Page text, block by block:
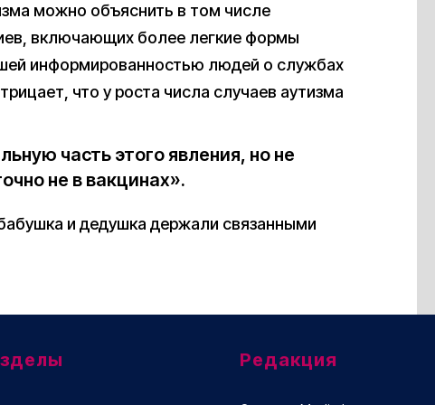
можно объяснить в том числе
включающих более легкие формы
информированностью людей о службах
что у роста числа случаев аутизма
часть этого явления, но не
не в вакцинах».
и дедушка держали связанными
Редакция